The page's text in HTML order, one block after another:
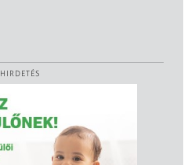
HIRDETÉS